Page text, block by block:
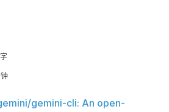
gemini-cli: An open-